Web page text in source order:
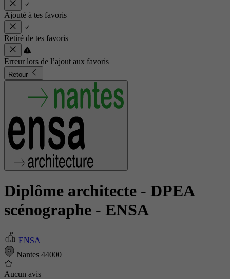
Ajouté à tes favoris
Retiré de tes favoris
Erreur lors de l’ajout aux favoris
Retour
Diplôme architecte - DPEA
scénographe - ENSA
ENSA
Nantes 44000
Aucun avis